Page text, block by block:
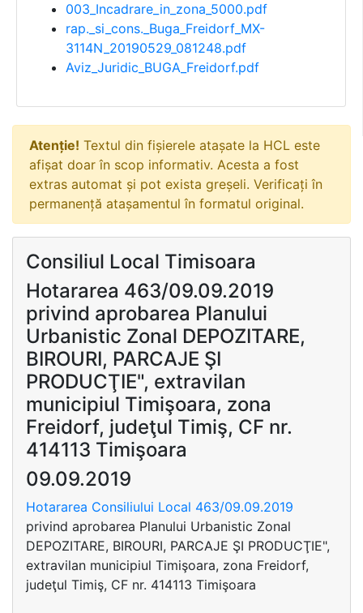
003_Incadrare_in_zona_5000.pdf
rap._si_cons._Buga_Freidorf_MX-
3114N_20190529_081248.pdf
Aviz_Juridic_BUGA_Freidorf.pdf
Atenție! Textul din fișierele atașate la HCL este
afișat doar în scop informativ. Acesta a fost
extras automat și pot exista greșeli. Verificați în
permanență atașamentul în formatul original.
Consiliul Local Timisoara
Hotararea 463/09.09.2019
privind aprobarea Planului
Urbanistic Zonal DEPOZITARE,
BIROURI, PARCAJE ŞI
PRODUCŢIE", extravilan
municipiul Timişoara, zona
Freidorf, judeţul Timiş, CF nr.
414113 Timişoara
09.09.2019
Hotararea Consiliului Local 463/09.09.2019
privind aprobarea Planului Urbanistic Zonal
DEPOZITARE, BIROURI, PARCAJE ŞI PRODUCŢIE",
extravilan municipiul Timişoara, zona Freidorf,
judeţul Timiş, CF nr. 414113 Timişoara